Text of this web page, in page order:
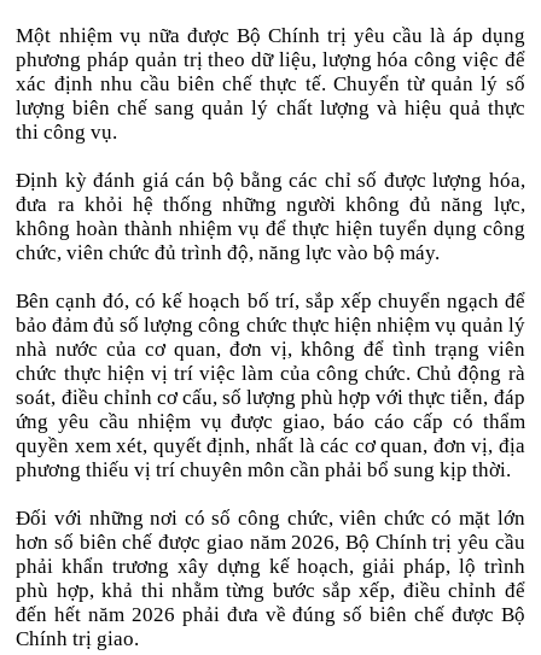
Một nhiệm vụ nữa được Bộ Chính trị yêu cầu là áp dụng
phương pháp quản trị theo dữ liệu, lượng hóa công việc để
xác định nhu cầu biên chế thực tế. Chuyển từ quản lý số
lượng biên chế sang quản lý chất lượng và hiệu quả thực
thi công vụ.
Định kỳ đánh giá cán bộ bằng các chỉ số được lượng hóa,
đưa ra khỏi hệ thống những người không đủ năng lực,
không hoàn thành nhiệm vụ để thực hiện tuyển dụng công
chức, viên chức đủ trình độ, năng lực vào bộ máy.
Bên cạnh đó, có kế hoạch bố trí, sắp xếp chuyển ngạch để
bảo đảm đủ số lượng công chức thực hiện nhiệm vụ quản lý
nhà nước của cơ quan, đơn vị, không để tình trạng viên
chức thực hiện vị trí việc làm của công chức. Chủ động rà
soát, điều chỉnh cơ cấu, số lượng phù hợp với thực tiễn, đáp
ứng yêu cầu nhiệm vụ được giao, báo cáo cấp có thẩm
quyền xem xét, quyết định, nhất là các cơ quan, đơn vị, địa
phương thiếu vị trí chuyên môn cần phải bổ sung kịp thời.
Đối với những nơi có số công chức, viên chức có mặt lớn
hơn số biên chế được giao năm 2026, Bộ Chính trị yêu cầu
phải khẩn trương xây dựng kế hoạch, giải pháp, lộ trình
phù hợp, khả thi nhằm từng bước sắp xếp, điều chỉnh để
đến hết năm 2026 phải đưa về đúng số biên chế được Bộ
Chính trị giao.